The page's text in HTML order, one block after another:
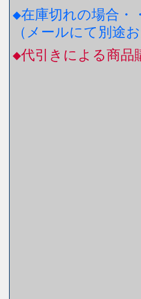
◆在庫切れの場合・
（メールにて別途
◆代引きによる商品